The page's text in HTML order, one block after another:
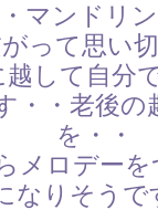
マンドリ
って思い
して自分
・・老後
を・・
メロデー
なりそうで